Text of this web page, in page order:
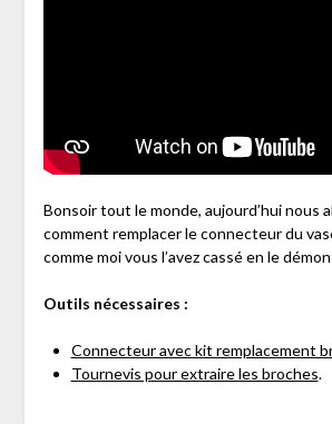
Bonsoir tout le monde, aujourd’hui nous
comment remplacer le connecteur du
comme moi vous l’avez cassé en le
Outils nécessaires :
Connecteur avec kit remplacement
Tournevis pour extraire les broches.